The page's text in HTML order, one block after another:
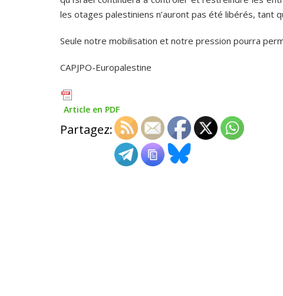
les otages palestiniens n’auront pas été libérés, tant
Seule notre mobilisation et notre pression pourra
CAPJPO-Europalestine
Article en PDF
Partagez: